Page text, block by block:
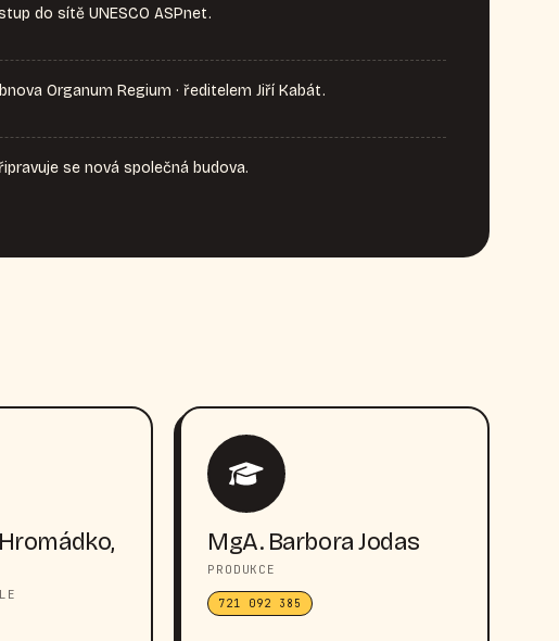
do sítě UNESCO ASPnet.
Organum Regium · ředitelem Jiří Kabát.
se nová společná budova.
MgA. Barbora Jodas
PRODUKCE
721 092 385